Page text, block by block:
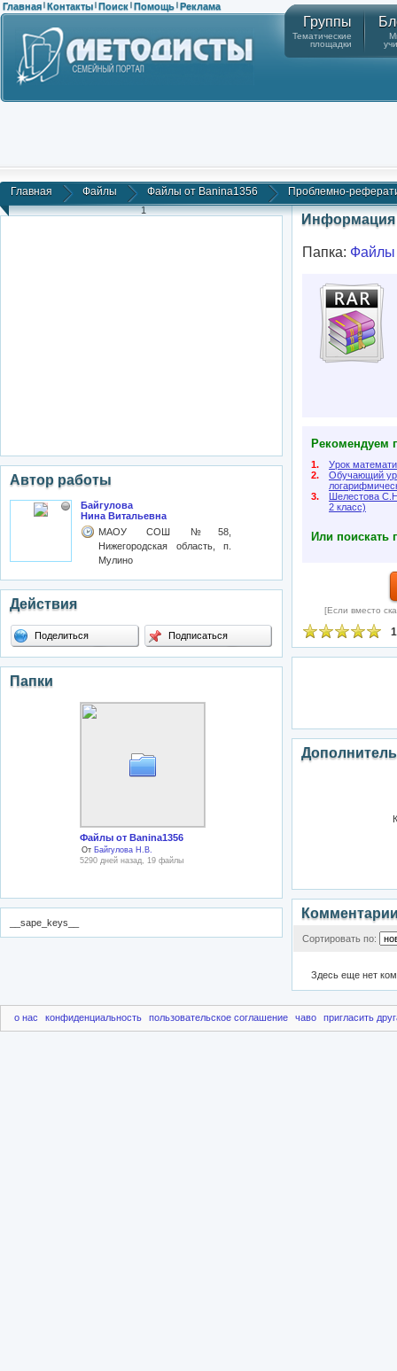
Главная | Контакты | Поиск | Помощь | Реклама
Группы
Тематические
площадки
Главная Файлы Файлы от Banina1356 Проблемно-
1
Автор работы
Байгулова
Нина Витальевна
МАОУ СОШ №58,
Нижегородская область, п.
Мулино
Действия
Поделиться Подписаться
Папки
Файлы от Banina1356
От Байгулова Н.В.
5290 дней назад, 19 файлы
__sape_keys__
Информация
Папка: Файлы
Рекомендуем
1.
Урок
2.
Обучающий
3.
Шелестова
2 класс)
Или поискать
[Если вместо
Сортировать по:
Здесь еще нет
о нас конфиденциальность пользовательское соглашение чаво пригласить